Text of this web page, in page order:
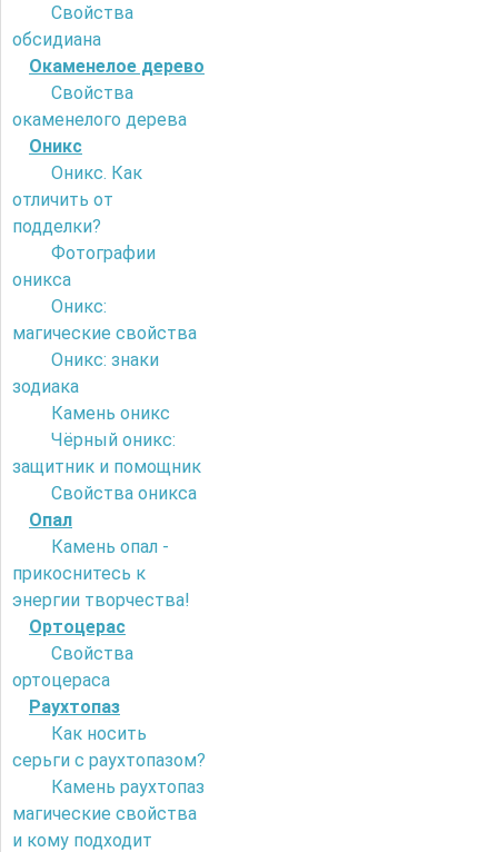
Свойства
обсидиана
Окаменелое дерево
Свойства
окаменелого дерева
Оникс
Оникс. Как
отличить от
подделки?
Фотографии
оникса
Оникс:
магические свойства
Оникс: знаки
зодиака
Камень оникс
Чёрный оникс:
защитник и помощник
Свойства оникса
Опал
Камень опал -
прикоснитесь к
энергии творчества!
Ортоцерас
Свойства
ортоцераса
Раухтопаз
Как носить
серьги с раухтопазом?
Камень раухтопаз
магические свойства
и кому подходит